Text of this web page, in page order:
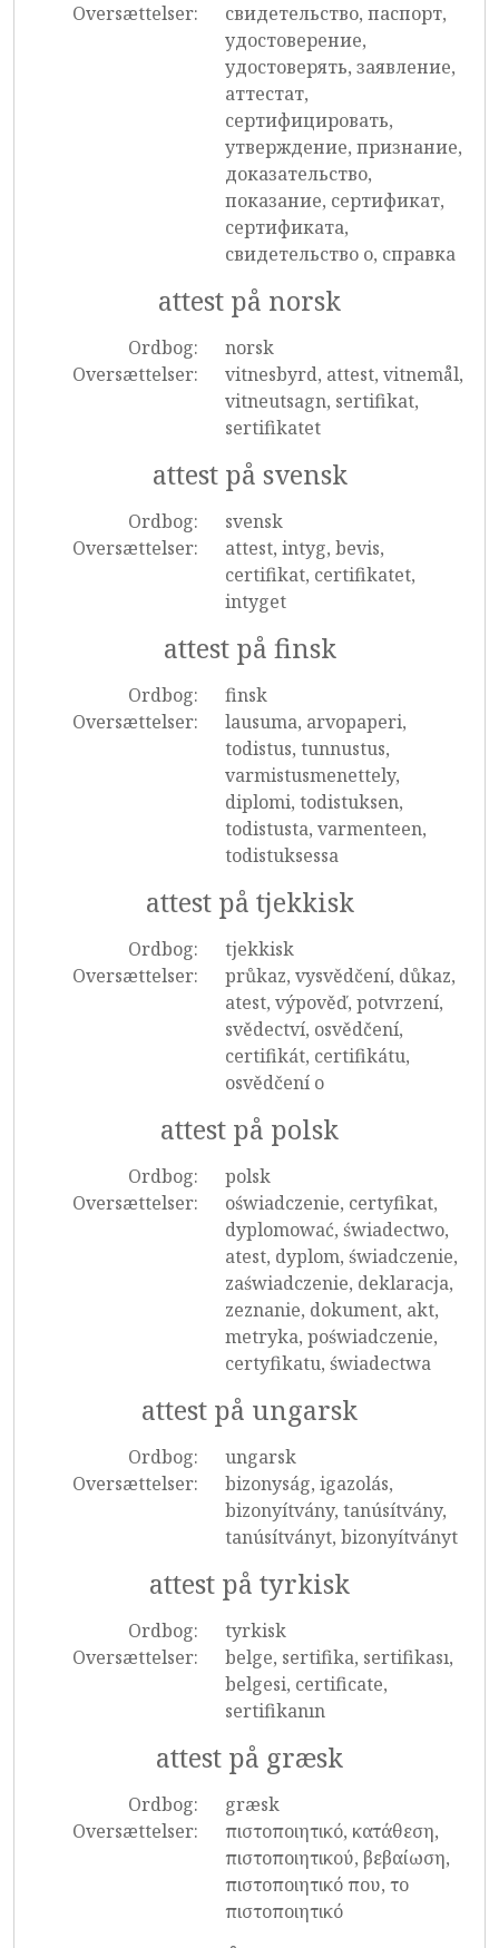
Oversættelser:
свидетельство, паспорт,
удостоверение,
удостоверять, заявление,
аттестат,
сертифицировать,
утверждение, признание,
доказательство,
показание, сертификат,
сертификата,
свидетельство о, справка
attest på norsk
Ordbog:
norsk
Oversættelser:
vitnesbyrd, attest, vitnemål,
vitneutsagn, sertifikat,
sertifikatet
attest på svensk
Ordbog:
svensk
Oversættelser:
attest, intyg, bevis,
certifikat, certifikatet,
intyget
attest på finsk
Ordbog:
finsk
Oversættelser:
lausuma, arvopaperi,
todistus, tunnustus,
varmistusmenettely,
diplomi, todistuksen,
todistusta, varmenteen,
todistuksessa
attest på tjekkisk
Ordbog:
tjekkisk
Oversættelser:
průkaz, vysvědčení, důkaz,
atest, výpověď, potvrzení,
svědectví, osvědčení,
certifikát, certifikátu,
osvědčení o
attest på polsk
Ordbog:
polsk
Oversættelser:
oświadczenie, certyfikat,
dyplomować, świadectwo,
atest, dyplom, świadczenie,
zaświadczenie, deklaracja,
zeznanie, dokument, akt,
metryka, poświadczenie,
certyfikatu, świadectwa
attest på ungarsk
Ordbog:
ungarsk
Oversættelser:
bizonyság, igazolás,
bizonyítvány, tanúsítvány,
tanúsítványt, bizonyítványt
attest på tyrkisk
Ordbog:
tyrkisk
Oversættelser:
belge, sertifika, sertifikası,
belgesi, certificate,
sertifikanın
attest på græsk
Ordbog:
græsk
Oversættelser:
πιστοποιητικό, κατάθεση,
πιστοποιητικού, βεβαίωση,
πιστοποιητικό που, το
πιστοποιητικό